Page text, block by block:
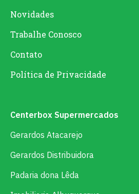
Novidades
Trabalhe Conosco
Contato
Política de Privacidade
Centerbox Supermercados
Gerardos Atacarejo
Gerardos Distribuidora
Padaria dona Lêda